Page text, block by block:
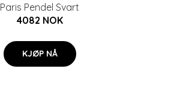
Paris Pendel Svart
4082 NOK
KJØP NÅ